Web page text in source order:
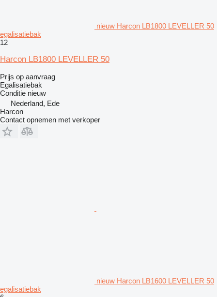
nieuw Harcon LB1800 LEVELLER 50
egalisatiebak
12
Harcon LB1800 LEVELLER 50
Prijs op aanvraag
Egalisatiebak
Conditie nieuw
Nederland, Ede
Harcon
Contact opnemen met verkoper
nieuw Harcon LB1600 LEVELLER 50
egalisatiebak